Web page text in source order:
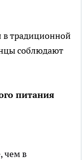
в традиционной
соблюдают
питания
чем в